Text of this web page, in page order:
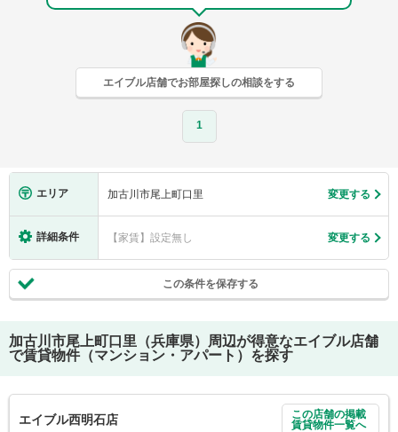
エイブル店舗でお部屋探しの相談をする
1
エリア 加古川市尾上町口里 変更する
詳細条件 【家賃】設定無し 変更する
この条件を保存する
加古川市尾上町口里（兵庫県）
周辺が得意なエイブル店舗
で賃貸物件（マンション・アパート）を探す
エイブル西明石店
この店舗の掲載
賃貸物件一覧へ